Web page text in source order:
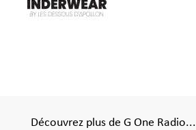
Découvrez plus de G One Radio...